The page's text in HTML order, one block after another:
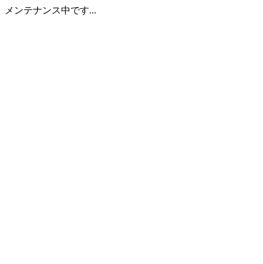
メンテナンス中です...